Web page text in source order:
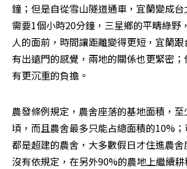
鐘；但是自從雪山隧道通車，宜蘭變成
需要1個小時20分鐘，三星鄉的平疇綠野
人的面前，時間讓距離變得更短，宜蘭
有出遠門的感覺，兩地的關係也更緊密
有更沉重的負擔。
農發條例規定，農舍座落的基地面積，
頃，而且農舍最多只能占總面積的10%
都是超建的農舍，大多數假日才住進農
沒有依規定，在另外90%的農地上繼續